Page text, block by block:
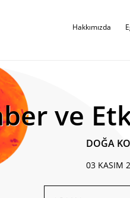
Hakkımızda
ve
DOĞA
03 KASIM